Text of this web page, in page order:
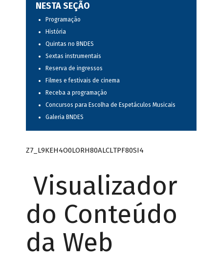
NESTA SEÇÃO
Programação
História
Quintas no BNDES
Sextas instrumentais
Reserva de ingressos
Filmes e festivais de cinema
Receba a programação
Concursos para Escolha de Espetáculos Musicais
Galeria BNDES
Z7_L9KEH4O0LORH80ALCLTPF80SI4
Visualizador
do Conteúdo
da Web